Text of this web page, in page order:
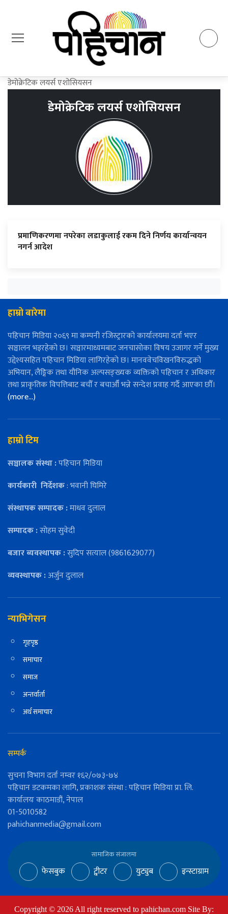
डेमोक्रेटिक लयर्स एशोसियसन
डेमोक्रेटिक लयर्स एशोसियसन
प्रमाणिकरणमा नपरेका लडाकुलाई रकम दिने निर्णय कार्यान्वयन
नगर्न आदेश
हाम्रो बारेमा
पहिचान मिडिया २०६९ मा कम्पनी रजिस्ट्रारको कार्यालयमा दर्ता भएर
सञ्चालन भइरहेको छ। सञ्चारमाध्यमबाट जनचासोका विषय उजागर गर्ने मुख्य
उद्देश्यसहित पहिचान मिडिया लागिरहेको छ। मानववेचविखनविरुद्धको
अभियान, लैङ्गिक तथा यौनिक अल्पसङ्ख्यक व्यक्तिको पहिचान र अधिकार
तथा प्राकृतिक विपत्तिबाट बचौँ र बचाऔँ भन्ने सन्देश प्रवाह गर्दै आएका छौँ।
(more…)
हाम्रो टिम
सञ्चालक संस्था :पहिचान मिडिया
कार्यकारी निर्देशक: भवानी घिमिरे
संस्थापक सम्पादक :माधव दुलाल
सम्पादक :सोहम सुवेदी
बजार ब्यवस्थापक :सुदिप सत्याल (9861629077)
व्यवस्थापक :अर्जुन दुलाल
न्याभिगेसन
गृहपृष्ठ
समाचार
समाज
अन्तर्वार्ता
अर्थ समाचार
सम्पर्क
सुचना विभाग दर्ता नम्वर १६२/०७३-७४
पहिचान डटकमका लागि, प्रकाशक संस्था : पहिचान मिडिया प्रा. लि.
कार्यालयः काठमाडौं, नेपाल
01-5010582
pahichanmedia@gmail.com
सामाजिक संजालमा
फेसबुक ट्वीटर युट्युब इन्स्टाग्राम
Copyright © 2026 All right reserved to pahichan.com Site By: